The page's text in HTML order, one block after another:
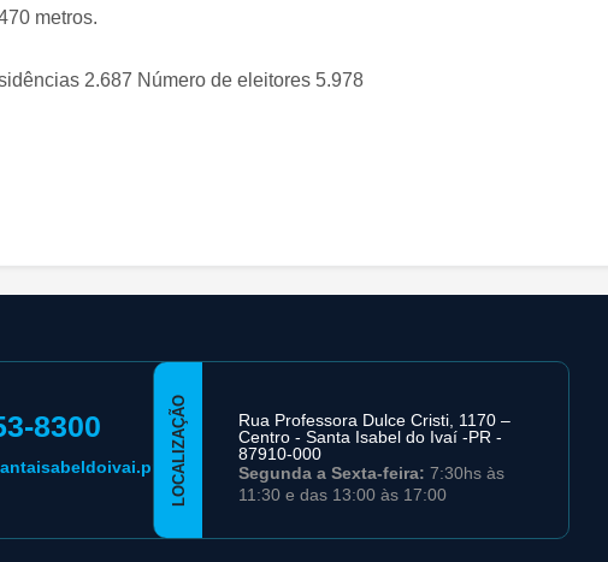
metros.
2.687 Número de eleitores 5.978
8300 LOCALIZAÇÃO
Rua Professora Dulce Cristi, 1170 –
Centro - Santa Isabel do Ivaí -PR -
87910-000
Segunda a Sexta-feira: 7:30hs às
11:30 e das 13:00 às 17:00